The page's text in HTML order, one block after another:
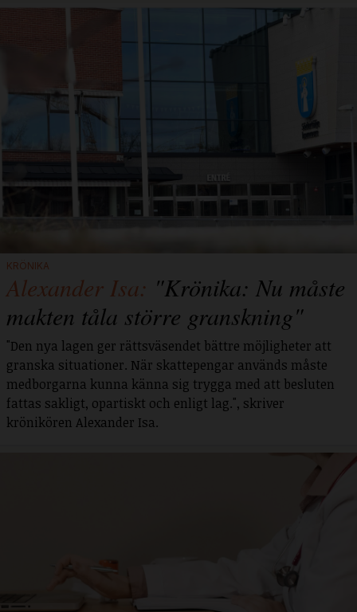
KRÖNIKA
Alexander Isa: "Krönika: Nu måste
makten tåla större granskning"
"Den nya lagen ger rättsväsendet bättre möjligheter att
granska situationer. När skattepengar används måste
medborgarna kunna känna sig trygga med att besluten
fattas sakligt, opartiskt och enligt lag.", skriver
krönikören Alexander Isa.